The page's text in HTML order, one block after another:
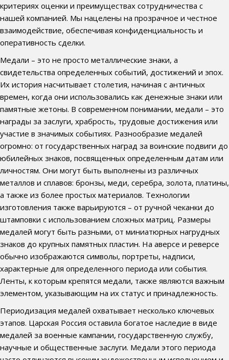
критериях оценки и преимуществах сотрудничества с
нашей компанией. Мы нацелены на прозрачное и честное
взаимодействие, обеспечивая конфиденциальность и
оперативность сделки.
Медали – это не просто металлические знаки, а
свидетельства определенных событий, достижений и эпох.
Их история насчитывает столетия, начиная с античных
времен, когда они использовались как денежные знаки или
памятные жетоны. В современном понимании, медали – это
награды за заслуги, храбрость, трудовые достижения или
участие в значимых событиях. Разнообразие медалей
огромно: от государственных наград за воинские подвиги до
юбилейных знаков, посвященных определенным датам или
личностям. Они могут быть выполнены из различных
металлов и сплавов: бронзы, меди, серебра, золота, платины,
а также из более простых материалов. Технологии
изготовления также варьируются – от ручной чеканки до
штамповки с использованием сложных матриц. Размеры
медалей могут быть разными, от миниатюрных нагрудных
знаков до крупных памятных пластин. На аверсе и реверсе
обычно изображаются символы, портреты, надписи,
характерные для определенного периода или события.
Ленты, к которым крепятся медали, также являются важным
элементом, указывающим на их статус и принадлежность.
Периодизация медалей охватывает несколько ключевых
этапов. Царская Россия оставила богатое наследие в виде
медалей за военные кампании, государственную службу,
научные и общественные заслуги. Медали этого периода